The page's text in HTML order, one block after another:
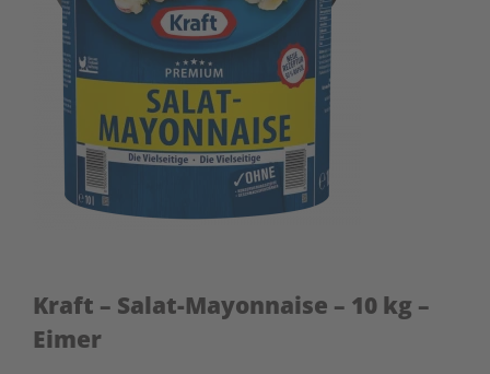
Kraft – Salat-Mayonnaise – 10 kg –
Eimer